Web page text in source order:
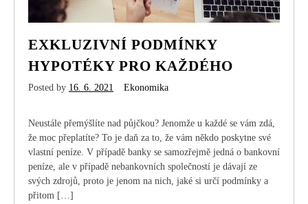
EXKLUZIVNÍ PODMÍNKY
HYPOTÉKY PRO KAŽDÉHO
Posted by 16. 6. 2021 Ekonomika
Neustále přemýšlíte nad půjčkou? Jenomže u každé se vám zdá,
že moc přeplatíte? To je daň za to, že vám někdo poskytne své
vlastní peníze. V případě banky se samozřejmě jedná o bankovní
peníze, ale v případě nebankovních společností je dávají ze
svých zdrojů, proto je jenom na nich, jaké si určí podmínky a
přitom […]